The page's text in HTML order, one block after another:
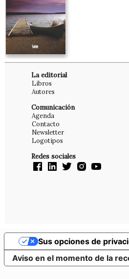
La editorial
Libros
Autores
Comunicación
Agenda
Contacto
Newsletter
Logotipos
Redes sociales
Aviso en el momento de la
Sus opciones de